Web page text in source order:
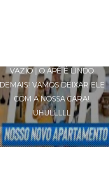
VAZIO | O APÊ É LINDO
DEMAIS! VAMOS DEIXAR ELE
COM A NOSSA CARA!
UHULLLLL